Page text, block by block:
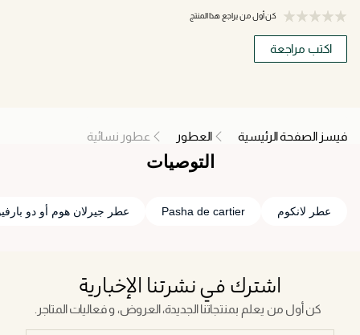
كن أول من يراجع هذا المنتج
اكتب مراجعة
فيسز الصفحة الرئيسية العطور عطور نسائية
التوصيات
عطر لانكوم Pasha de cartier عطر جيرلان هوم أو دو
اشترك في نشرتنا الإخبارية
كن أول من يعلم بمنتجاتنا الجديدة، العروض، و فعاليات المتاجر.